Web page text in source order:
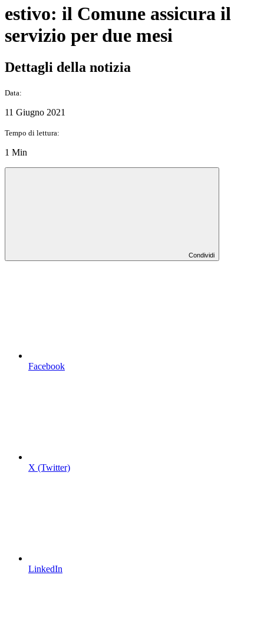
estivo: il Comune assicura il
servizio per due mesi
Dettagli della notizia
Data:
11 Giugno 2021
Tempo di lettura:
1 Min
Condividi
Facebook
X (Twitter)
LinkedIn